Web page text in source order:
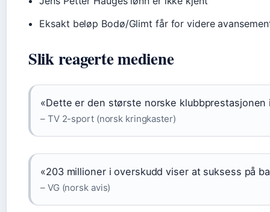
Eksakt beløp Bodø/Glimt får for videre
Slik reagerte mediene
«Dette er den største norske klubbprestasjonen
– TV 2-sport (norsk kringkaster)
«203 millioner i overskudd viser at suksess på
– VG (norsk avis)